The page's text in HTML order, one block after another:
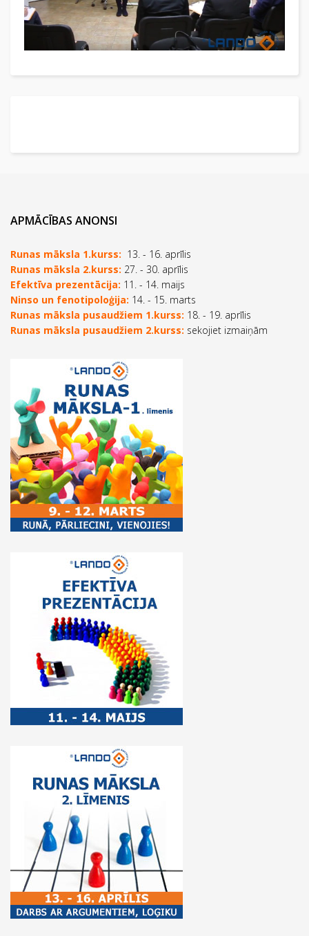
APMĀCĪBAS ANONSI
Runas māksla 1.kurss: 13. - 16. aprīlis
Runas māksla 2.kurss: 27. - 30. aprīlis
Efektīva prezentācija: 11. - 14. maijs
Ninso un fenotipoloģija: 14. - 15. marts
Runas māksla pusaudžiem 1.kurss: 18. - 19. aprīlis
Runas māksla pusaudžiem 2.kurss: sekojiet izmaiņām